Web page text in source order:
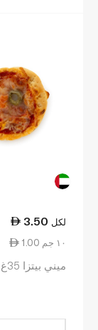
3.50 لكل
1.00 ١٠ جم
ميني بيتزا 35غ